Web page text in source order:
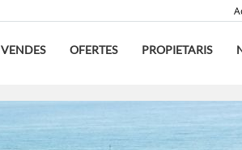
VENDES OFERTES PROPIETARIS